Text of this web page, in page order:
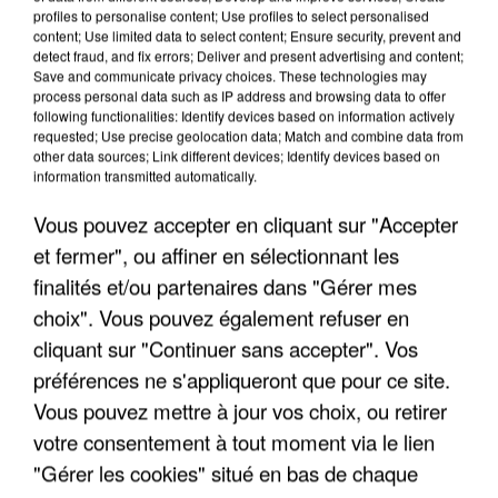
LES INTERVIEWS CHANTE
FRANCE
Voir plus
"JE SUIS À DISPOSITION DES
ENFOIRÉS"
"ON A TOUS LE TRAC"
"ON N'EST PAS DES PARENTS
PARFAITS"
profiles to personalise content; Use profiles to select personalised
content; Use limited data to select content; Ensure security, prevent and
detect fraud, and fix errors; Deliver and present advertising and content;
Save and communicate privacy choices. These technologies may
process personal data such as IP address and browsing data to offer
following functionalities: Identify devices based on information actively
requested; Use precise geolocation data; Match and combine data from
other data sources; Link different devices; Identify devices based on
information transmitted automatically.
Vous pouvez accepter en cliquant sur "Accepter
et fermer", ou affiner en sélectionnant les
finalités et/ou partenaires dans "Gérer mes
choix". Vous pouvez également refuser en
cliquant sur "Continuer sans accepter". Vos
préférences ne s'appliqueront que pour ce site.
Vous pouvez mettre à jour vos choix, ou retirer
votre consentement à tout moment via le lien
"Gérer les cookies" situé en bas de chaque